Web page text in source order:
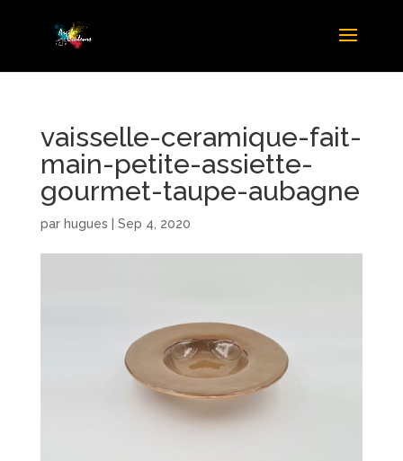
vaisselle-ceramique-fait-
main-petite-assiette-
gourmet-taupe-aubagne
par hugues Sep 4, 2020